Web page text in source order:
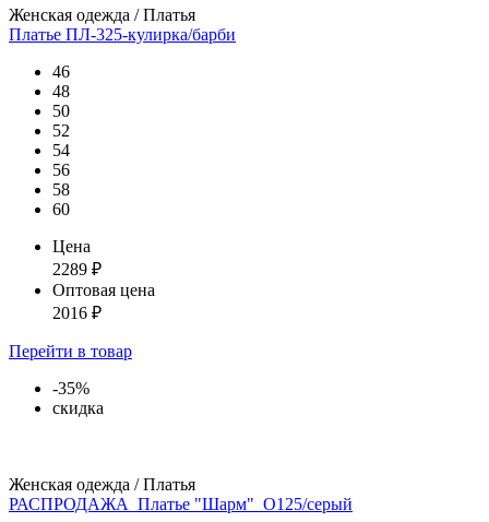
Женская одежда / Платья
Платье ПЛ-325-кулирка/барби
46
48
50
52
54
56
58
60
Цена
2289 ₽
Оптовая цена
2016 ₽
Перейти в товар
-35%
скидка
Женская одежда / Платья
РАСПРОДАЖА_Платье "Шарм"_О125/серый